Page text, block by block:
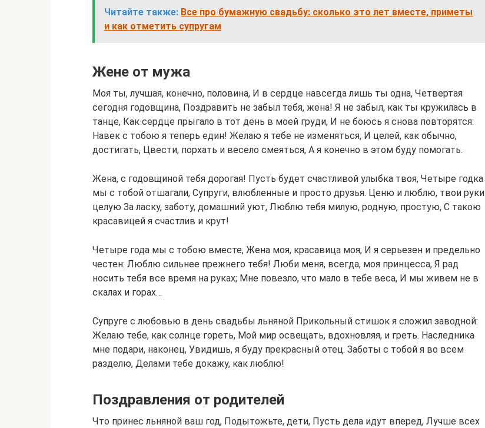
Читайте также: Все про бумажную свадьбу: сколько это лет вместе, приметы
и как отметить супругам
Жене от мужа
Моя ты, лучшая, конечно, половина, И в сердце навсегда лишь ты одна, Четвертая
сегодня годовщина, Поздравить не забыл тебя, жена! Я не забыл, как ты кружилась в
танце, Как сердце прыгало в тот день в моей груди, И не боюсь я снова повторятся:
Навек с тобою я теперь един! Желаю я тебе не изменяться, И целей, как обычно,
достигать, Цвести, порхать и весело смеяться, А я конечно в этом буду помогать.
Жена, с годовщиной тебя дорогая! Пусть будет счастливой улыбка твоя, Четыре годка
мы с тобой отшагали, Супруги, влюбленные и просто друзья. Ценю и люблю, твои руки
целую За ласку, заботу, домашний уют, Люблю тебя милую, родную, простую, С такою
красавицей я счастлив и крут!
Четыре года мы с тобою вместе, Жена моя, красавица моя, И я серьезен и предельно
честен: Люблю сильнее прежнего тебя! Люби меня, всегда, моя принцесса, Я рад
носить тебя все время на руках; Мне повезло, что мало в тебе веса, И мы живем не в
скалах и горах…
Супруге с любовью в день свадьбы льняной Прикольный стишок я сложил заводной:
Желаю тебе, как солнце гореть, Мой мир освещать, вдохновляя, и греть. Наследника
мне подари, наконец, Увидишь, я буду прекрасный отец. Заботы с тобой я во всем
разделю, Делами тебе докажу, как люблю!
Поздравления от родителей
Что принес льняной ваш год, Подытожьте, дети, Пусть дела идут вперед, Лучше всех